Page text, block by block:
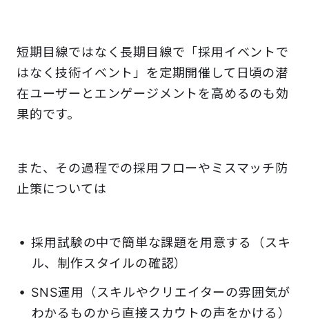
短期目線ではなく長期目線で「採用イベントで
はなく技術イベント」を定期開催して日頃の潜
在ユーザーとエンゲージメントを高めるのも効
果的です。
また、その過程での採用フローやミスマッチ防
止策については
採用試験の中で簡単な課題を用意する（スキ
ル、制作スタイルの確認）
SNS運用（スキルやクリエイターの雰囲気が
わかるものから直接スカウトの声をかける）